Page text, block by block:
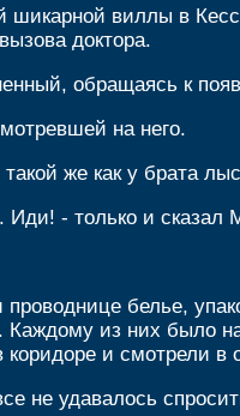
виллы в
доктора.
обращаясь к
на него.
же как у брата
- только и сказал
белье,
из них было
и смотрели
не удавалось